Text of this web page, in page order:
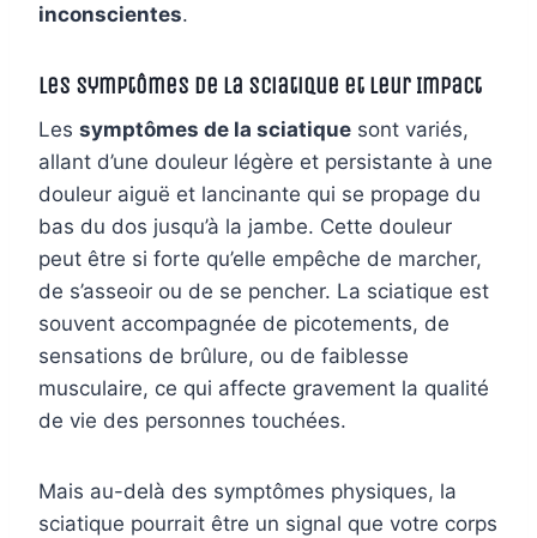
inconscientes.
Les Symptômes de la Sciatique et leur Impact
Les symptômes de la sciatique sont variés,
allant d’une douleur légère et persistante à une
douleur aiguë et lancinante qui se propage du
bas du dos jusqu’à la jambe. Cette douleur
peut être si forte qu’elle empêche de marcher,
de s’asseoir ou de se pencher. La sciatique est
souvent accompagnée de picotements, de
sensations de brûlure, ou de faiblesse
musculaire, ce qui affecte gravement la qualité
de vie des personnes touchées.
Mais au-delà des symptômes physiques, la
sciatique pourrait être un signal que votre corps